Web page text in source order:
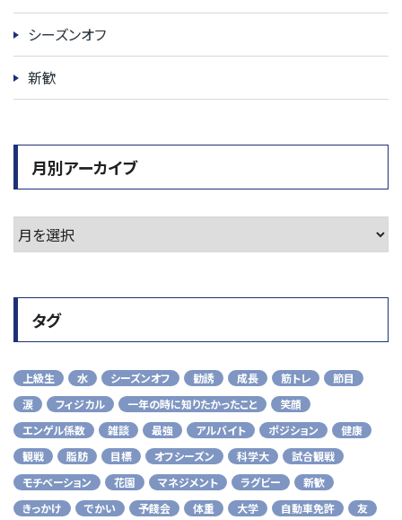
シーズンオフ
新歓
月別アーカイブ
タグ
上級生 水 シーズンオフ 勧誘 成長 筋トレ
節目
涙
フィジカル 一年の時に知りたかったこと
笑顔
エンゲル係数
雑談 最強 アルバイト ポジション
健康
観戦
脂肪 目標 オフシーズン 科学大
試合観戦
モチベーション
花園 マネジメント ラグビー
新歓
きっかけ
でかい 予餞会 体重 大学 自動車免許
友